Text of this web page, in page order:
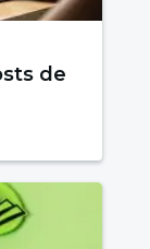
de